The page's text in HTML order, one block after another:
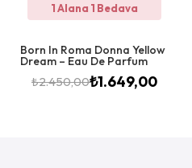
1 Alana 1 Bedava
Born In Roma Donna Yellow
Dream – Eau De Parfum
₺2.450,00₺1.649,00